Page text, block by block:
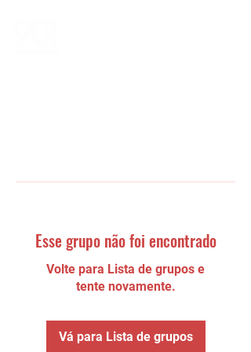
Esse grupo não foi encontrado
Volte para Lista de grupos e
tente novamente.
Vá para Lista de grupos